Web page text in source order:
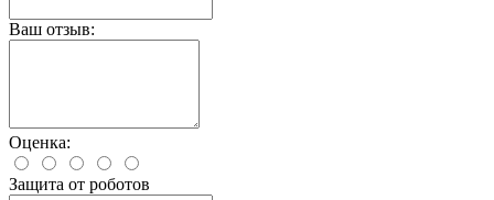
Ваш отзыв:
Оценка:
Защита от роботов